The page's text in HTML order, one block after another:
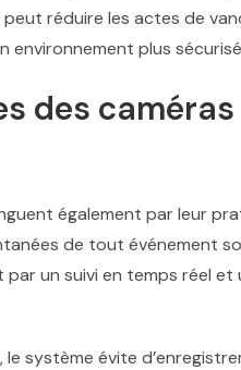
réduire les actes de
environnement plus
des
également par leur
de tout événement
un suivi en temps réel
système évite